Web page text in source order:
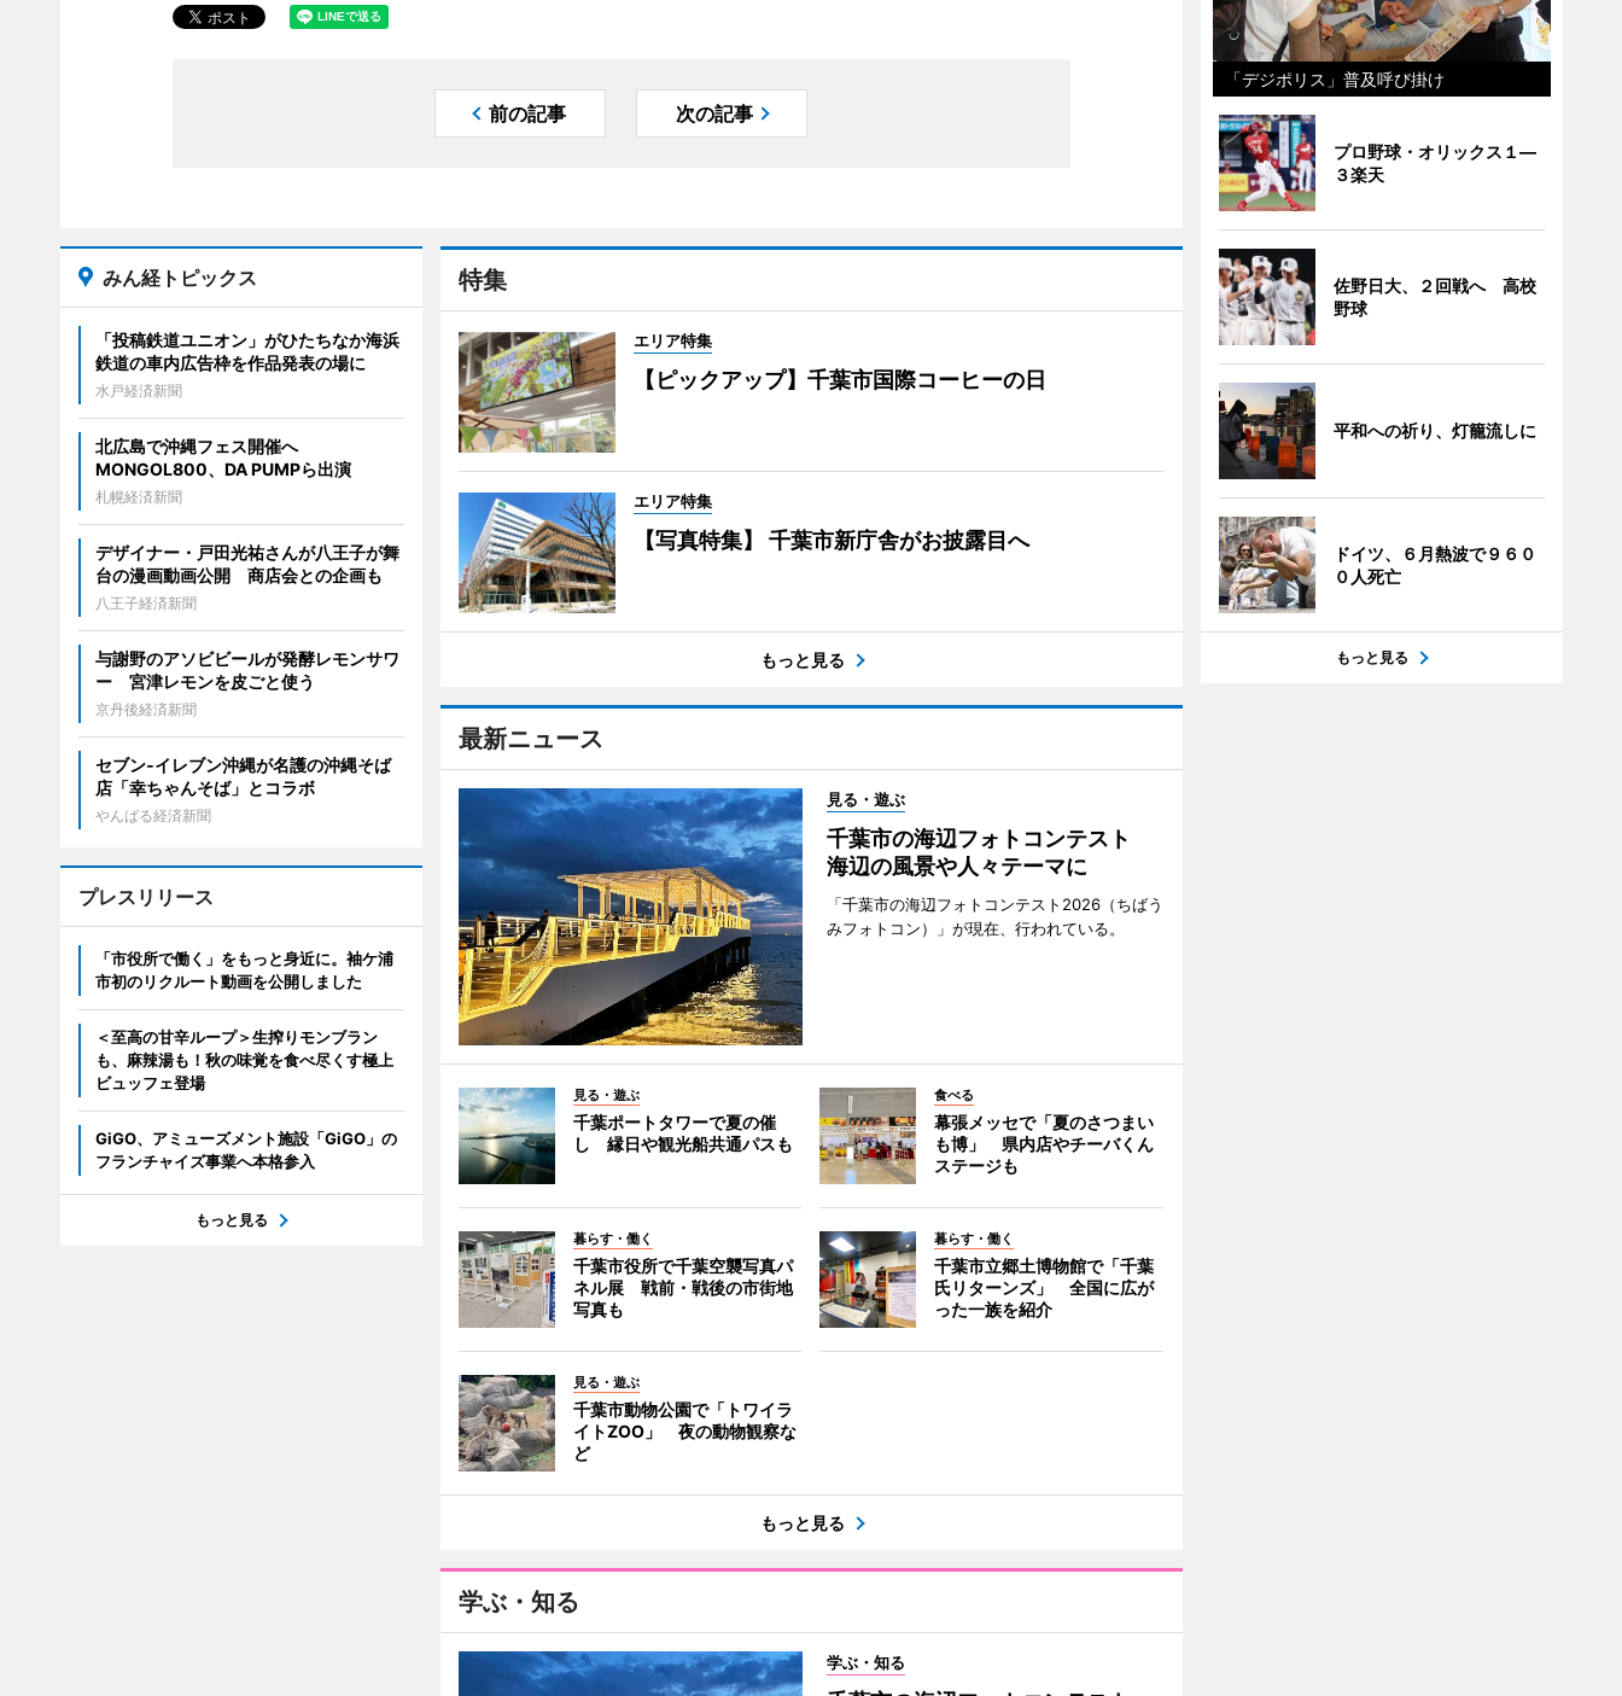
前の記事 次の記事
特集
エリア特集
【ピックアップ】千葉市国際コーヒーの日
エリア特集
【写真特集】 千葉市新庁舎がお披露目へ
もっと見る
最新ニュース
見る・遊ぶ
千葉市の海辺フォトコンテスト
海辺の風景や人々テーマに
「千葉市の海辺フォトコンテスト2026（ちばう
みフォトコン）」が現在、行われている。
見る・遊ぶ
千葉ポートタワーで夏の催
し 縁日や観光船共通パスも
食べる
幕張メッセで「夏のさつまい
も博」 県内店やチーバくん
ステージも
暮らす・働く
千葉市役所で千葉空襲写真パ
ネル展 戦前・戦後の市街地
写真も
暮らす・働く
千葉市立郷土博物館で「千葉
氏リターンズ」 全国に広が
った一族を紹介
見る・遊ぶ
千葉市動物公園で「トワイラ
イトZOO」 夜の動物観察な
ど
もっと見る
学ぶ・知る
学ぶ・知る
みん経トピックス
「投稿鉄道ユニオン」がひたちなか海浜
鉄道の車内広告枠を作品発表の場に
水戸経済新聞
北広島で沖縄フェス開催へ
MONGOL800、DA PUMPら出演
札幌経済新聞
デザイナー・戸田光祐さんが八王子が舞
台の漫画動画公開 商店会との企画も
八王子経済新聞
与謝野のアソビビールが発酵レモンサワ
ー 宮津レモンを皮ごと使う
京丹後経済新聞
セブン‐イレブン沖縄が名護の沖縄そば
店「幸ちゃんそば」とコラボ
やんばる経済新聞
プレスリリース
「市役所で働く」をもっと身近に。袖ケ浦
市初のリクルート動画を公開しました
＜至高の甘辛ループ＞生搾りモンブラン
も、麻辣湯も！秋の味覚を食べ尽くす極上
ビュッフェ登場
GiGO、アミューズメント施設「GiGO」の
フランチャイズ事業へ本格参入
もっと見る
「デジポリス」普及呼び掛け
プロ野球・オリックス１―
３楽天
佐野日大、２回戦へ 高校
野球
平和への祈り、灯籠流しに
ドイツ、６月熱波で９６０
０人死亡
もっと見る